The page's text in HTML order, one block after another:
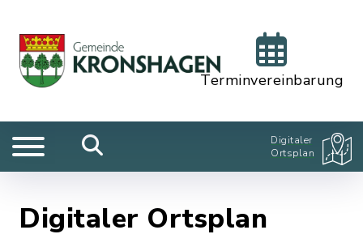
Terminvereinbarung
Digitaler
Ortsplan
Digitaler Ortsplan